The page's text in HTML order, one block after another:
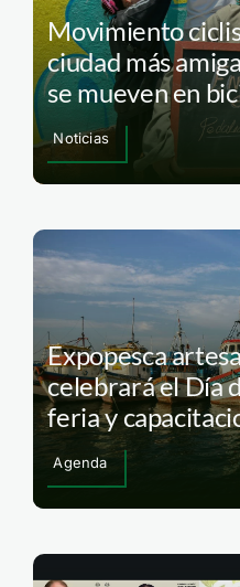
Movimiento
ciudad más
se mueven en
Noticias
Expopesca
celebrará el Día
feria y
Agenda